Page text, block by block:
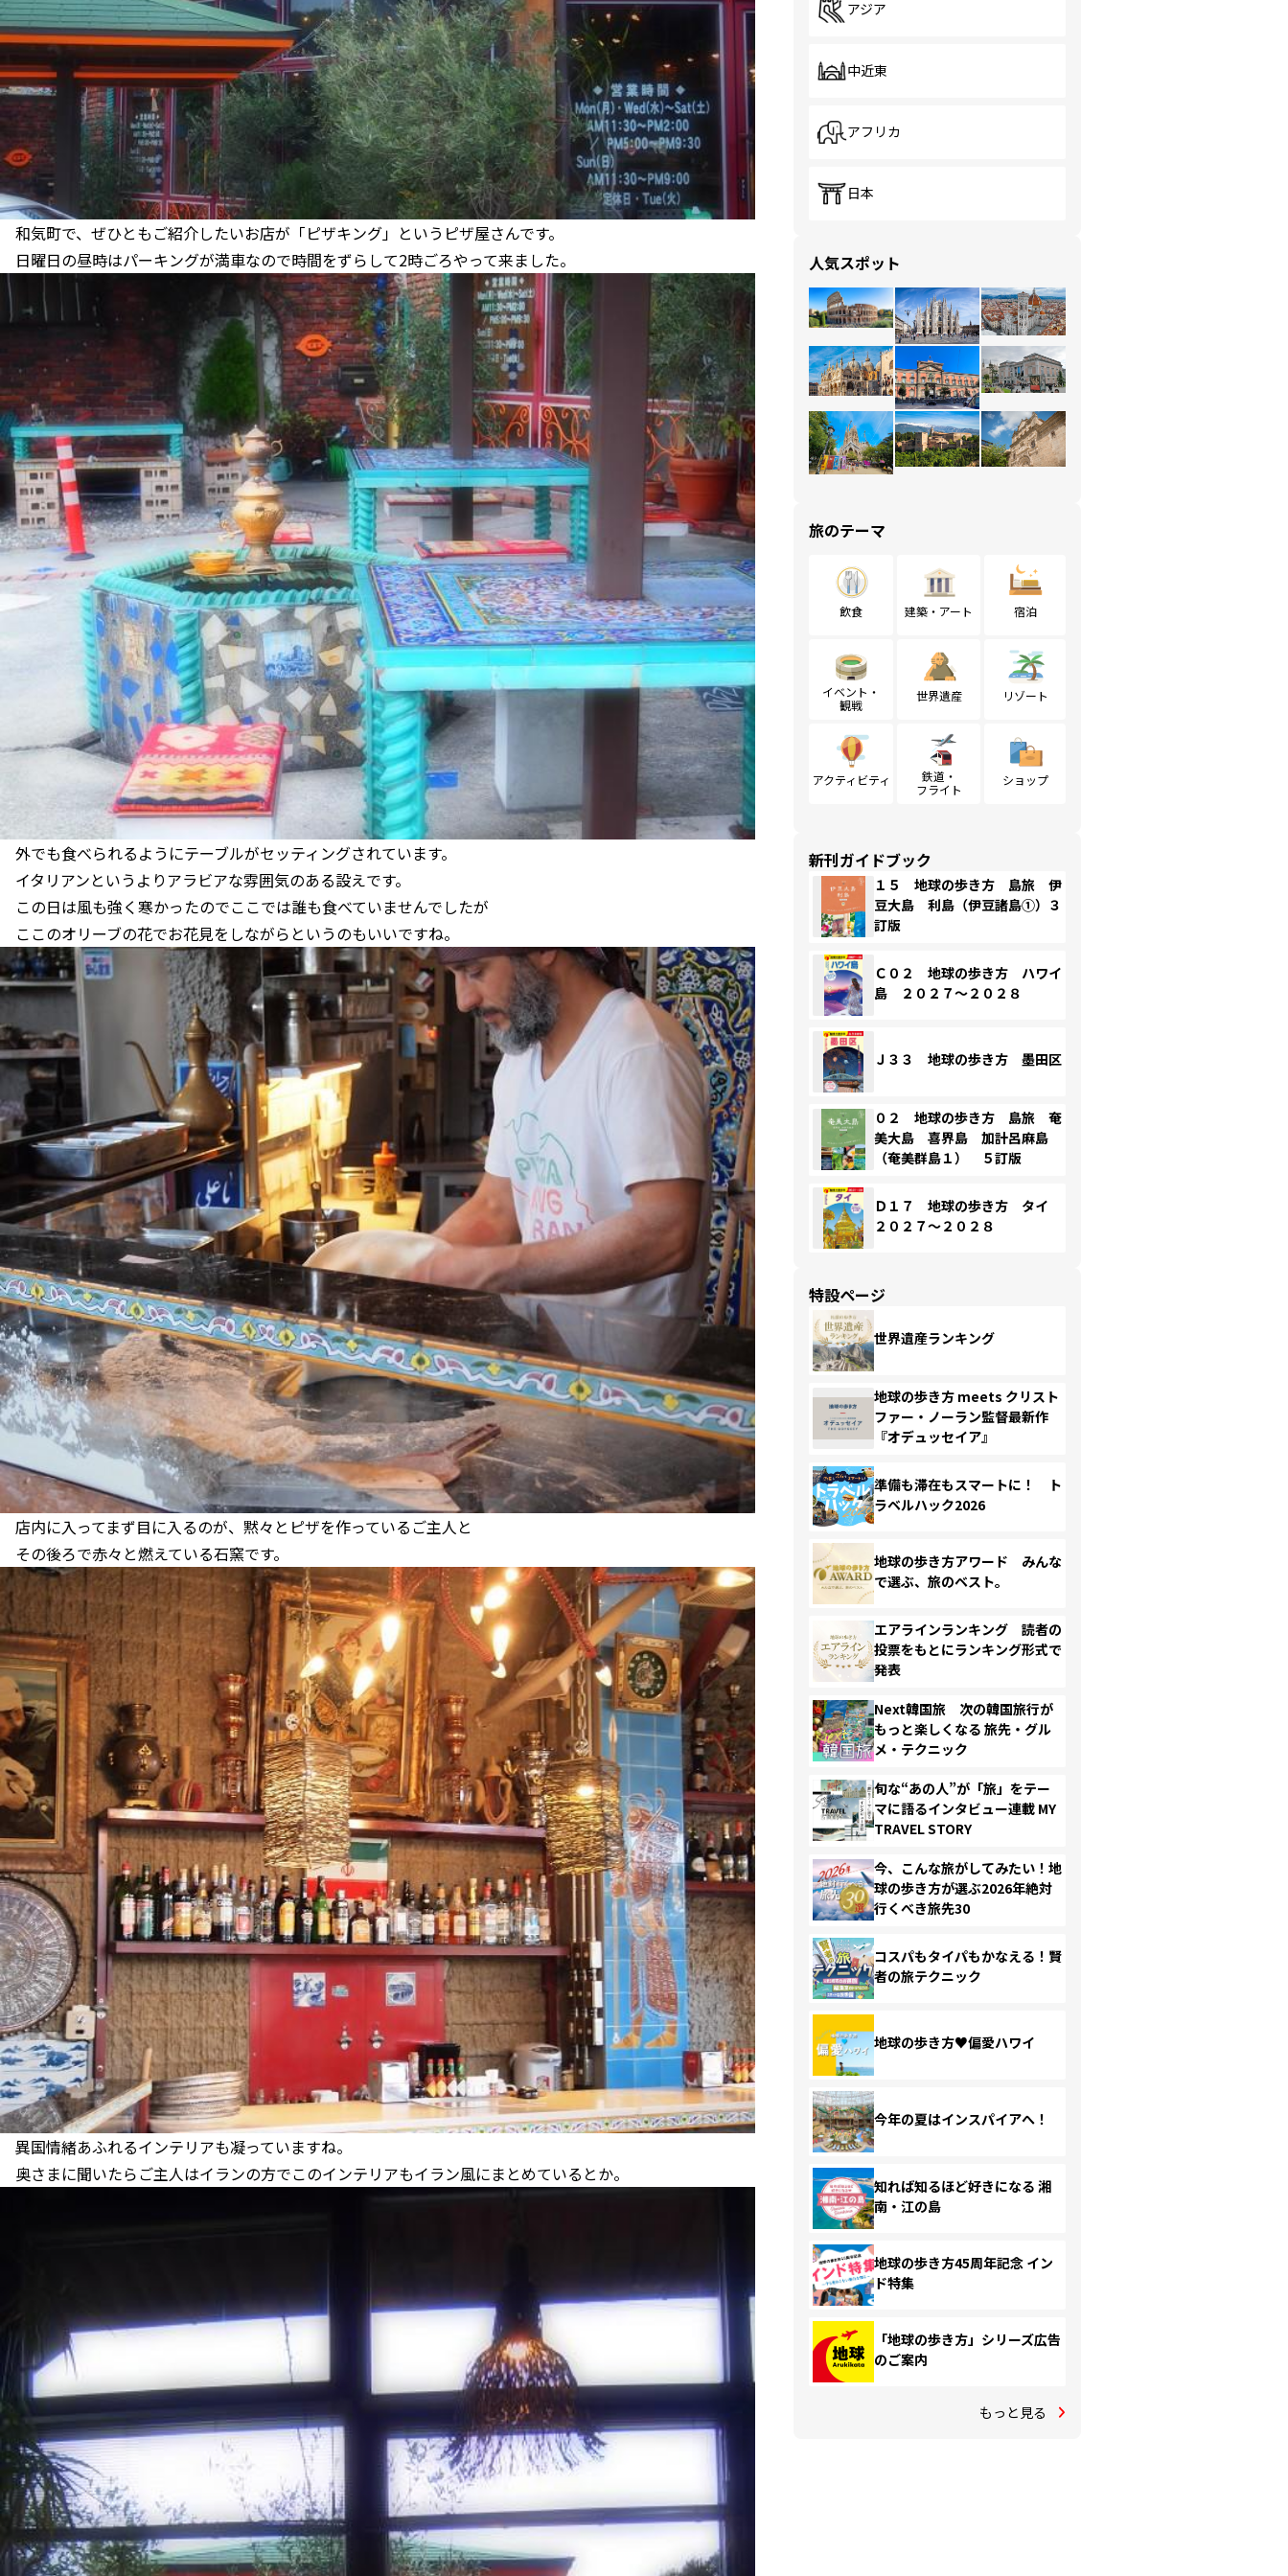
和気町で、ぜひともご紹介したいお店が「ピザキング」というピザ屋さんです。
日曜日の昼時はパーキングが満車なので時間をずらして2時ごろやって来ました。
外でも食べられるようにテーブルがセッティングされています。
イタリアンというよりアラビアな雰囲気のある設えです。
この日は風も強く寒かったのでここでは誰も食べていませんでしたが
ここのオリーブの花でお花見をしながらというのもいいですね。
店内に入ってまず目に入るのが、黙々とピザを作っているご主人と
その後ろで赤々と燃えている石窯です。
異国情緒あふれるインテリアも凝っていますね。
奥さまに聞いたらご主人はイランの方でこのインテリアもイラン風にまとめているとか。
アジア
中近東
アフリカ
日本
人気スポット
旅のテーマ
飲食 建築・アート 宿泊
イベント・
観戦
世界遺産 リゾート
アクティビティ
鉄道・
フライト
ショップ
新刊ガイドブック
１５ 地球の歩き方 島旅 伊
豆大島 利島（伊豆諸島①）３
訂版
Ｃ０２ 地球の歩き方 ハワイ
島 ２０２７～２０２８
Ｊ３３ 地球の歩き方 墨田区
０２ 地球の歩き方 島旅 奄
美大島 喜界島 加計呂麻島
（奄美群島１） ５訂版
Ｄ１７ 地球の歩き方 タイ
２０２７～２０２８
特設ページ
世界遺産ランキング
地球の歩き方 meets クリスト
ファー・ノーラン監督最新作
『オデュッセイア』
準備も滞在もスマートに！ ト
ラベルハック2026
地球の歩き方アワード みんな
で選ぶ、旅のベスト。
エアラインランキング 読者の
投票をもとにランキング形式で
発表
Next韓国旅 次の韓国旅行が
もっと楽しくなる 旅先・グル
メ・テクニック
旬な“あの人”が「旅」をテー
マに語るインタビュー連載 MY
TRAVEL STORY
今、こんな旅がしてみたい！地
球の歩き方が選ぶ2026年絶対
行くべき旅先30
コスパもタイパもかなえる！賢
者の旅テクニック
地球の歩き方♥偏愛ハワイ
今年の夏はインスパイアへ！
知れば知るほど好きになる 湘
南・江の島
地球の歩き方45周年記念 イン
ド特集
「地球の歩き方」シリーズ広告
のご案内
もっと見る